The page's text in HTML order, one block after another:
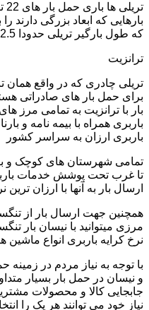
بارهایی که ابعاد بزرگی دارند
که طول بارگیر تریلی حدودا 12.5 متر است.
ترانزیت
تریلی چادری که در واقع همان
برای حمل بار های صادراتی
بار با ترانزیت به تمامی مرز
باربری همراه با بیمه نامه و
باربری ارزان به سراسر کشور
تمامی شهرستان های کوچک و
تا غرب تحت پوشش خدمات
ارسال بار به آنها با ارزان
همچنین جهت ارسال بار از
مرزی میتوانید با نیسان بار
نرخ کرایه باربری انواع ماشین
با توجه به نیاز مردم در زمینه
و نیسان در حمل بار بسیار
جابجایی کالا و محصولات
نیاز خود می توانند هر یک را